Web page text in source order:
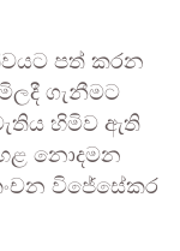
පත් කරන
ගැනීමට
හිමිව ඇති
නොදමන
විජේසේකර